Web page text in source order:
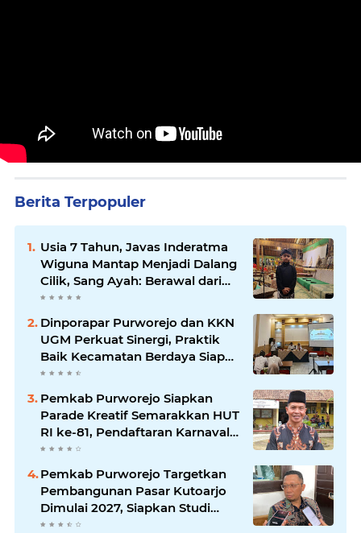
Berita Terpopuler
Usia 7 Tahun, Javas Inderatma
Wiguna Mantap Menjadi Dalang
Cilik, Sang Ayah: Berawal dari
Menonton Wayang di YouTube
Dinporapar Purworejo dan KKN
UGM Perkuat Sinergi, Praktik
Baik Kecamatan Berdaya Siap
Direplikasi
Pemkab Purworejo Siapkan
Parade Kreatif Semarakkan HUT
RI ke-81, Pendaftaran Karnaval
Resmi Dibuka
Pemkab Purworejo Targetkan
Pembangunan Pasar Kutoarjo
Dimulai 2027, Siapkan Studi
Kelayakan hingga DED